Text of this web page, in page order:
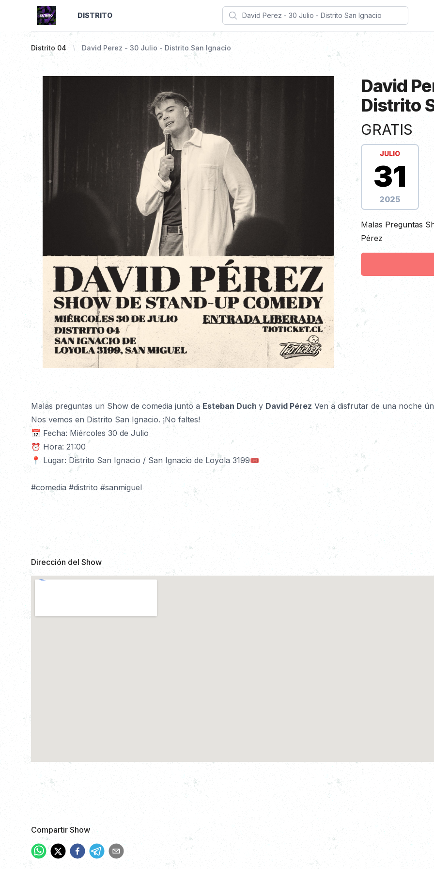
DISTRITO Search
Distrito 04 David Perez - 30 Julio - Distrito San Ignacio
David
Distrito
Información de
GRATIS
JULIO
31
2025
Descripción
Malas Preguntas
Pérez
Detalles
Malas preguntas un Show de comedia junto a Esteban Duch y David Pérez Ven a disfrutar de una noche
Nos vemos en Distrito San Ignacio. ¡No faltes!
📅 Fecha: Miércoles 30 de Julio
⏰ Hora: 21:00
📍 Lugar: Distrito San Ignacio / San Ignacio de Loyola 3199🎟️
#comedia #distrito #sanmiguel
Dirección del Show
Compartir Show